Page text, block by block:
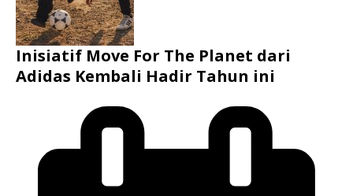
Inisiatif Move For The Planet dari
Adidas Kembali Hadir Tahun ini